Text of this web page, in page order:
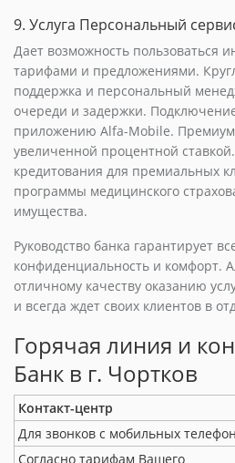
9. Услуга Персональный
Дает возможность пользоваться
тарифами и предложениями.
поддержка и персональный
очереди и задержки.
приложению Alfa-Mobile. Премиум
увеличенной процентной
кредитования для премиальных
программы медицинского
имущества.
Руководство банка гарантирует
конфиденциальность и комфорт.
отличному качеству оказанию
и всегда ждет своих клиентов в
Горячая линия и
Банк в г. Чортков
Контакт-центр
Для звонков с мобильных
Согласно тарифам Вашего